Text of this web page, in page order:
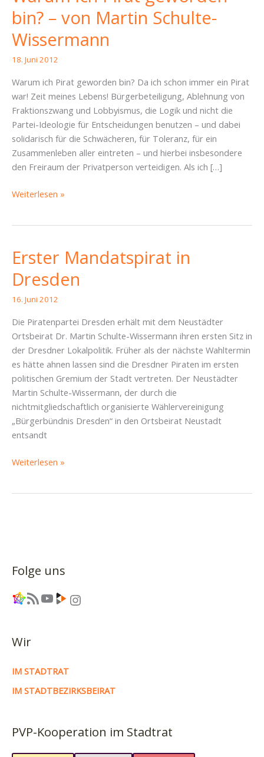
bin? – von Martin Schulte-
Wissermann
18. Juni 2012
Warum ich Pirat geworden bin? Da ich schon immer ein Pirat
war! Zeit meines Lebens! Bürgerbeteiligung, Ablehnung von
Fraktionszwang und Lobbyismus, die Logik und nicht die
Partei-Ideologie für Entscheidungen benutzen – und dabei
solidarisch für die Schwächeren, für Toleranz, für ein
Zusammenleben aller eintreten – und hierbei insbesondere
den Freiraum der Privatperson verteidigen. Als ich […]
Warum
bin?
–
von
Schulte-
Wissermann
Weiterlesen »
Erster Mandatspirat in
Dresden
16. Juni 2012
Die Piratenpartei Dresden erhält mit dem Neustädter
Ortsbeirat Dr. Martin Schulte-Wissermann ihren ersten Sitz in
der Dresdner Lokalpolitik. Früher als der nächste Wahltermin
es hätte ahnen lassen sind die Dresdner Piraten im ersten
politischen Gremium der Stadt vertreten. Der Neustädter
Martin Schulte-Wissermann, der durch die
nichtmitgliedschaftlich organisierte Wählervereinigung
„Bürgerbündnis Dresden“ in den Ortsbeirat Neustadt
entsandt
Erster
Weiterlesen »
Folge uns
Link RSS-Feed YouTube Link Instagram
Wir
IM STADTRAT
IM STADTBEZIRKSBEIRAT
PVP-Kooperation im Stadtrat